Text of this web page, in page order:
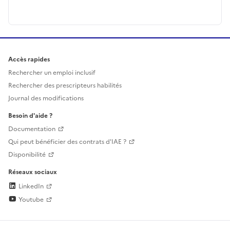
Accès rapides
Rechercher un emploi inclusif
Rechercher des prescripteurs habilités
Journal des modifications
Besoin d'aide ?
Documentation
Qui peut bénéficier des contrats d'IAE ?
Disponibilité
Réseaux sociaux
LinkedIn
Youtube